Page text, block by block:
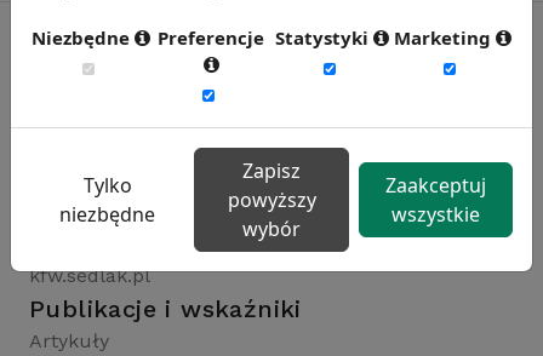
Rynekpracy.pl
sedlak.pl
raportyplacowe.pl
badaniaHR.pl
kfw.sedlak.pl
Publikacje i wskaźniki
Artykuły
Niezbędne Preferencje Statystyki Marketing
Tylko
niezbędne
Zapisz
powyższy
wybór
Zaakceptuj
wszystkie